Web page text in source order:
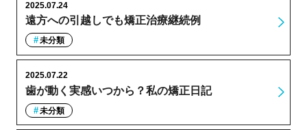
遠方への引越しでも矯正治療継続例
2025.07.24
未分類
歯が動く実感いつから？私の矯正日記
2025.07.22
未分類